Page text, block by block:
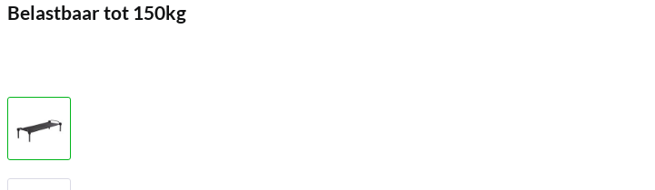
Belastbaar tot 150kg